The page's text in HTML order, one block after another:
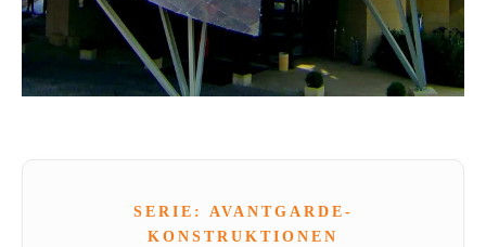
SERIE: AVANTGARDE-
KONSTRUKTIONEN